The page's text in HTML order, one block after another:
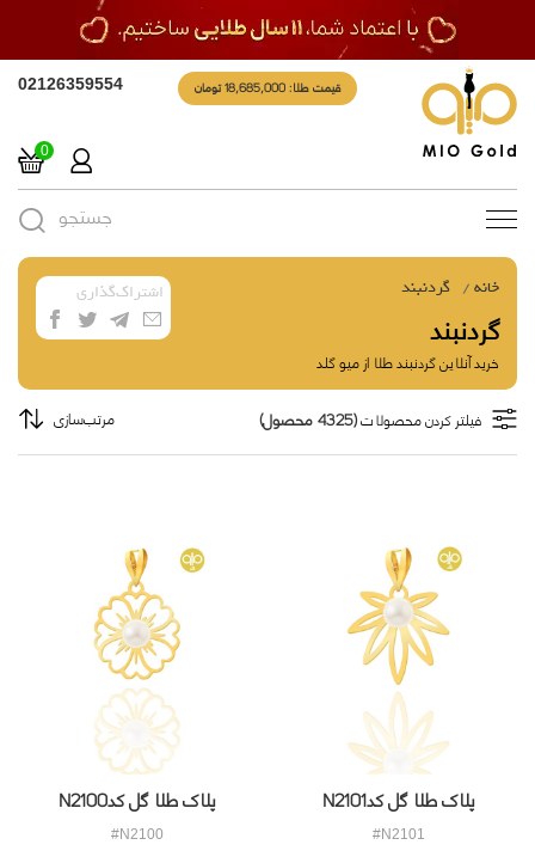
قیمت طلا: 18,685,000 تومان 02126359554
0
Toggle جستجو
خانه گردنبند
گردنبند
خرید آنلاین گردنبند طلا از میو گلد
اشتراک‌گذاری
فیلتر کردن محصولات(4325 محصول) مرتب‌سازی
پلاک طلا گل کدN2101
#N2101
پلاک طلا گل کدN2100
#N2100